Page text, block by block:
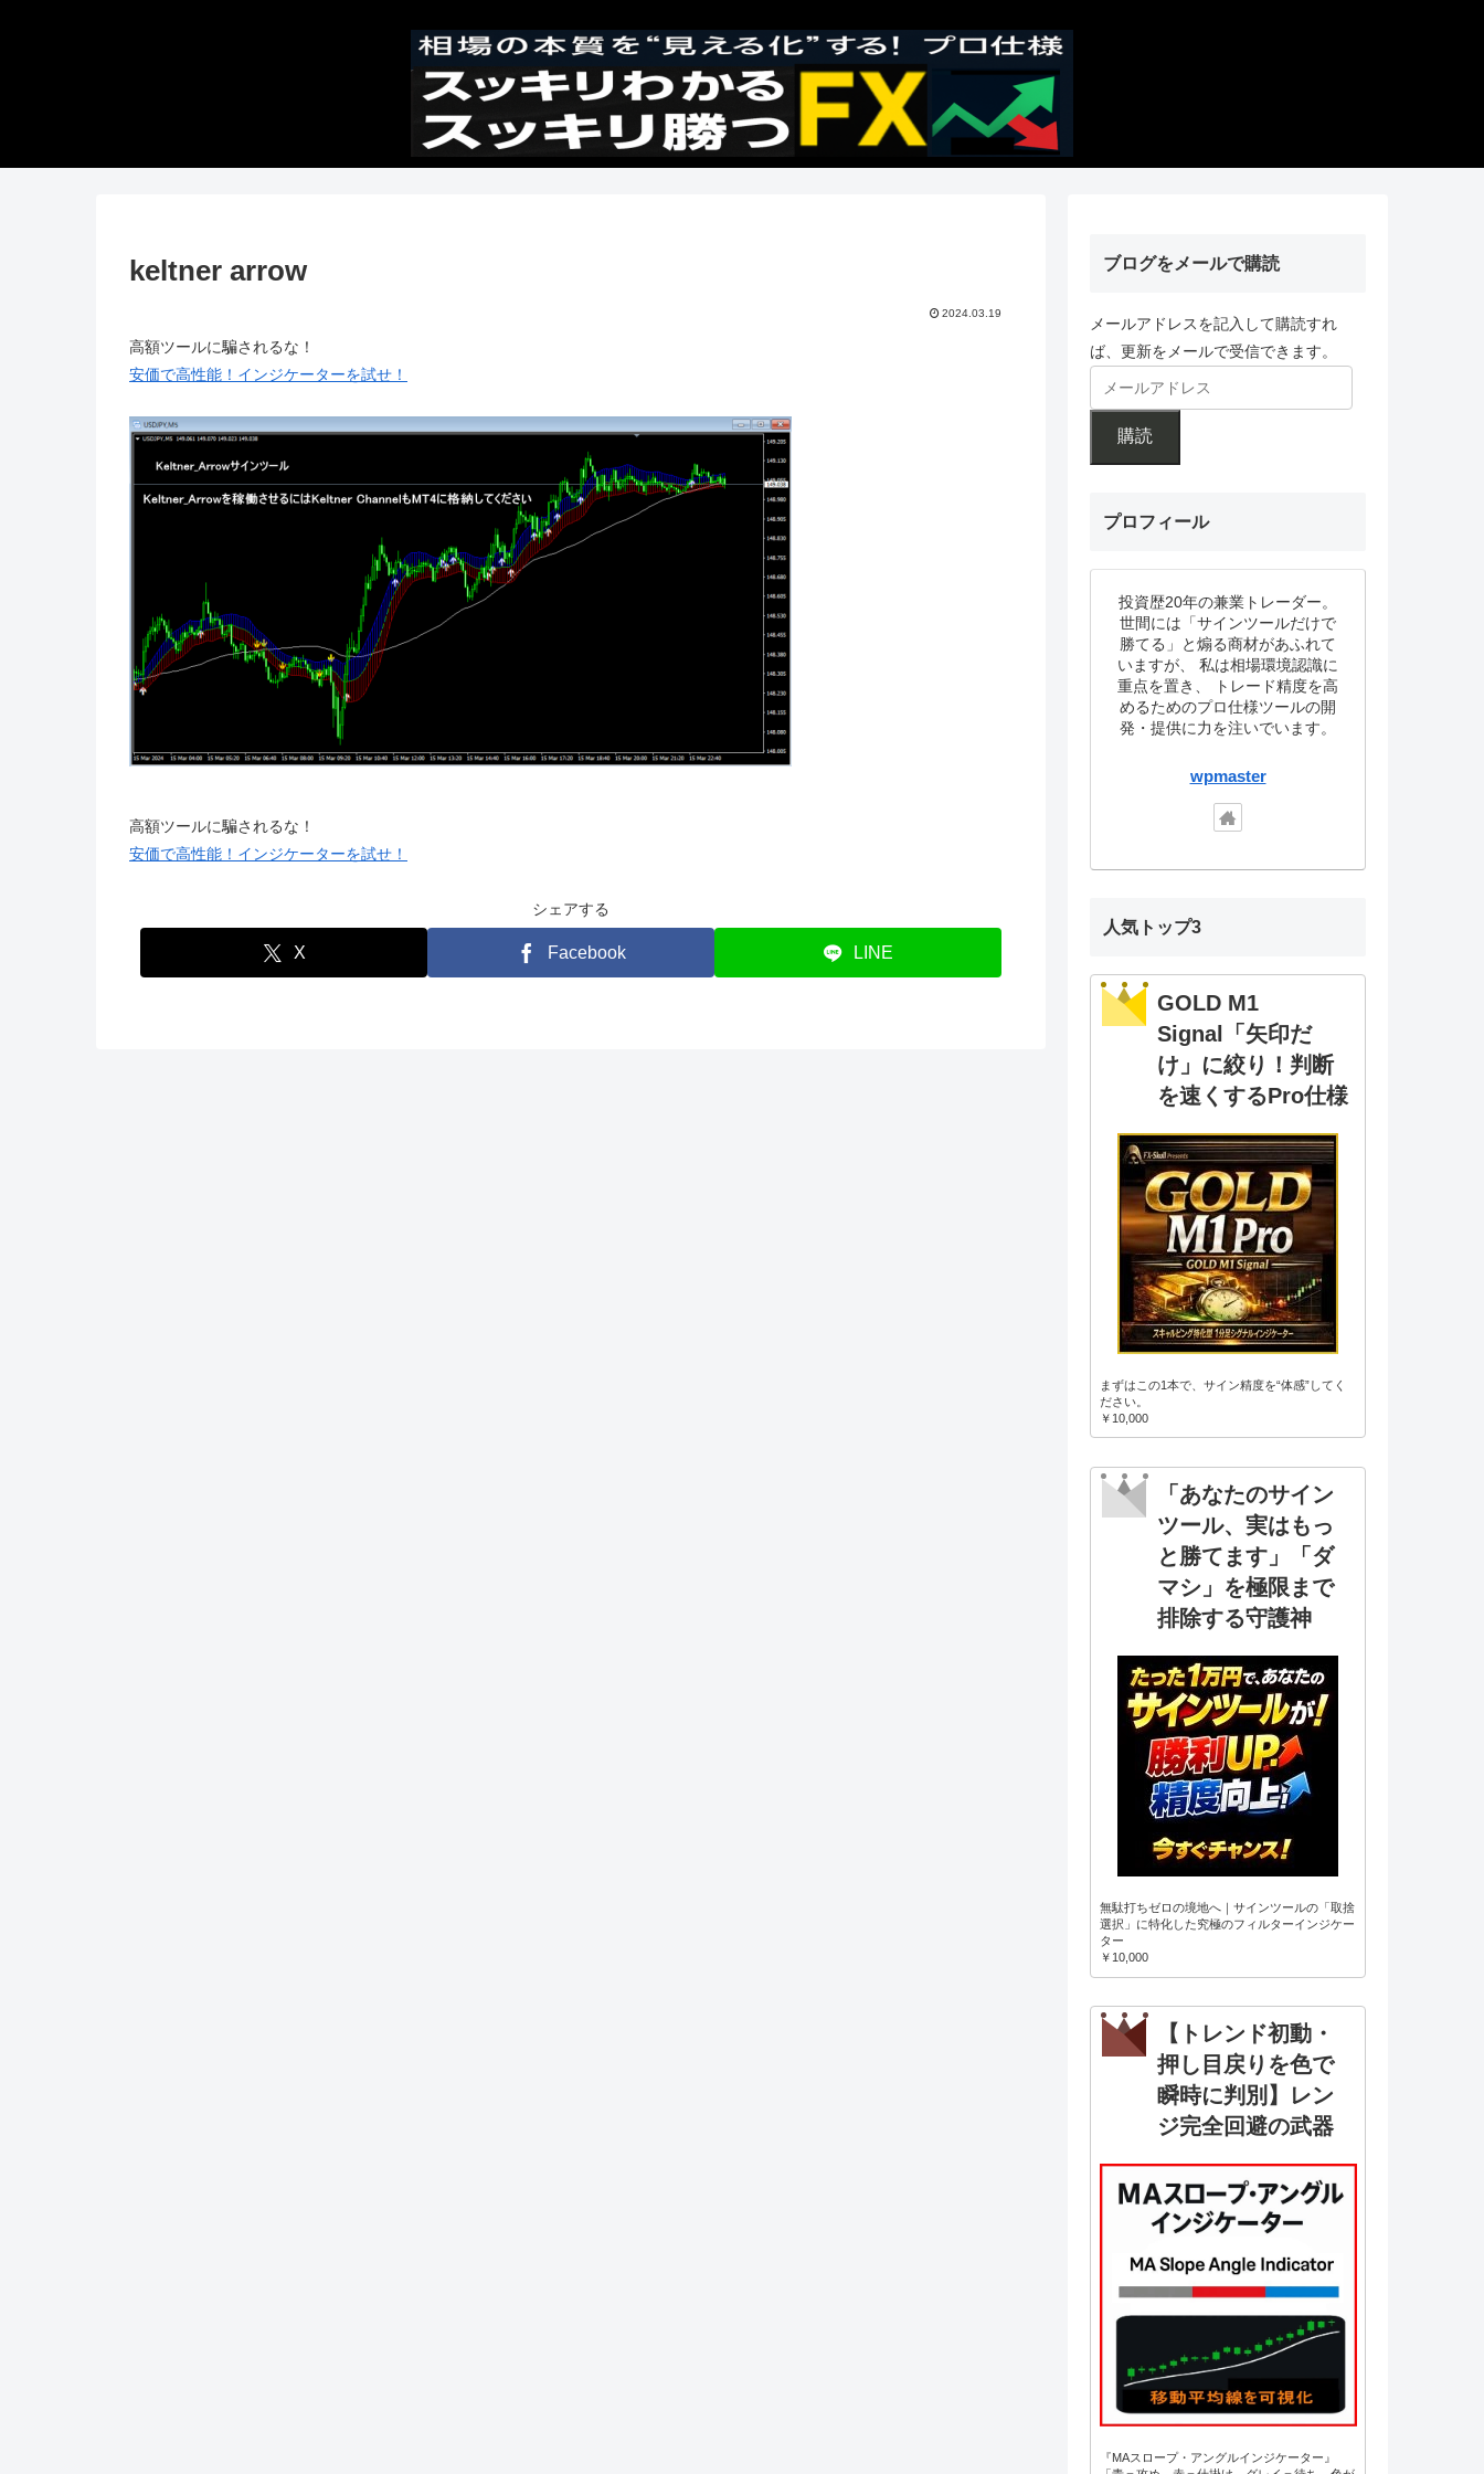
keltner arrow
2024.03.19
高額ツールに騙されるな！
安価で高性能！インジケーターを試せ！
高額ツールに騙されるな！
安価で高性能！インジケーターを試せ！
シェアする
X Facebook LINE
ブログをメールで購読
メールアドレスを記入して購読すれ
ば、更新をメールで受信できます。
購読
プロフィール
投資歴20年の兼業トレーダー。
世間には「サインツールだけで
勝てる」と煽る商材があふれて
いますが、 私は相場環境認識に
重点を置き、 トレード精度を高
めるためのプロ仕様ツールの開
発・提供に力を注いでいます。
wpmaster
人気トップ3
GOLD M1
Signal「矢印だ
け」に絞り！判断
を速くするPro仕様
まずはこの1本で、サイン精度を“体感”してく
ださい。
￥10,000
「あなたのサイン
ツール、実はもっ
と勝てます」「ダ
マシ」を極限まで
排除する守護神
無駄打ちゼロの境地へ｜サインツールの「取捨
選択」に特化した究極のフィルターインジケー
ター
￥10,000
【トレンド初動・
押し目戻りを色で
瞬時に判別】レン
ジ完全回避の武器
『MAスロープ・アングルインジケーター』